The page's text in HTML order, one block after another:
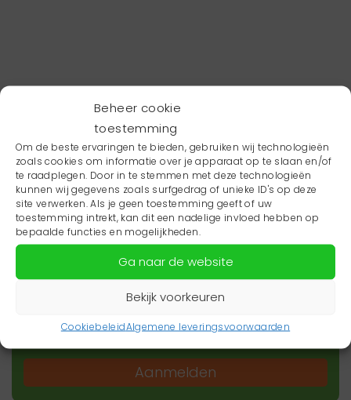
Beheer cookie
toestemming
Om de beste ervaringen te bieden, gebruiken wij technologieën
zoals cookies om informatie over je apparaat op te slaan en/of
te raadplegen. Door in te stemmen met deze technologieën
kunnen wij gegevens zoals surfgedrag of unieke ID's op deze
site verwerken. Als je geen toestemming geeft of uw
toestemming intrekt, kan dit een nadelige invloed hebben op
bepaalde functies en mogelijkheden.
Ga naar de website
Bekijk voorkeuren
CookiebeleidAlgemene leveringsvoorwaarden
Wil je niets missen?
Wil je op de hoogte blijven van het laatste
zorgnieuws in jouw regio? Schrijf je dan in voor
onze nieuwsbrief.
Aanmelden